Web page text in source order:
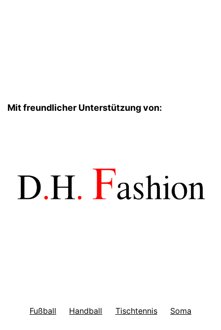
Mit freundlicher Unterstützung von:
Fußball Handball Tischtennis Soma